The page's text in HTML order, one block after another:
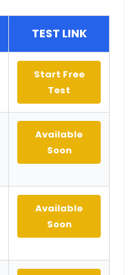
TEST LINK
Start Free
Test
Available
Soon
Available
Soon